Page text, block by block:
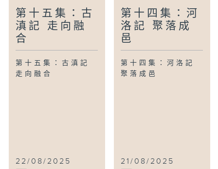
第十五集：古
滇記 走向融
合
第十五集：古滇記
走向融合
22/08/2025
第十四集：河
洛記 聚落成
邑
第十四集：河洛記
聚落成邑
21/08/2025